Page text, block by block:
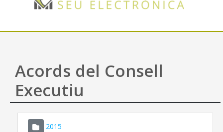
Accés i seguretat
Utilitats
Ajuda
Acords del Consell
Executiu
2015